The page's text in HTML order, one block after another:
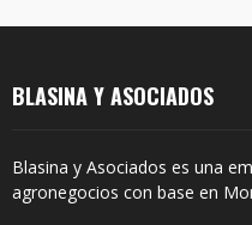
BLASINA Y ASOCIADOS
Blasina y Asociados es una
agronegocios con base en